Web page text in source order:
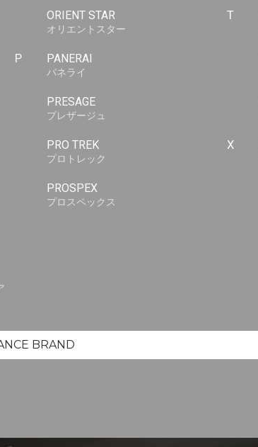
ORIENT STAR
オリエントスター
P PANERAI
パネライ
PRESAGE
プレザージュ
PRO TREK
プロトレック
PROSPEX
プロスペックス
T
X
BRAND